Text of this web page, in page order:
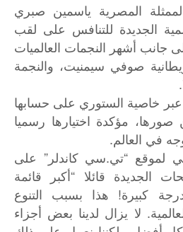
المصرية ياسمين صبري
الجديدة للتنافس على لقب
جانب أشهر النجمات العالميات
صوفي سيمنيت، والنجمة
خاصية الستوري على حسابها
مؤكدة اختيارها رسميا
في العالم.
لموقع “تي.سي كاندلر” على
الجديدة قائلا “أكبر قائمة
كبيرة! هذا بسبب التنوع
لا يزال لدينا بعض أجزاء